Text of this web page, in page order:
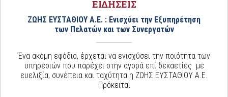
ΕΙΔΗΣΕΙΣ
ΖΩΗΣ ΕΥΣΤΑΘΙΟΥ Α.Ε. : Ενισχύει την Εξυπηρέτηση
των Πελατών και των Συνεργατών
Ένα ακόμη εφόδιο, έρχεται να ενισχύσει την ποιότητα των
υπηρεσιών που παρέχει στην αγορά επί δεκαετίες με
ευελιξία, συνέπεια και ταχύτητα η ΖΩΗΣ ΕΥΣΤΑΘΙΟΥ A.E.
Πρόκειται